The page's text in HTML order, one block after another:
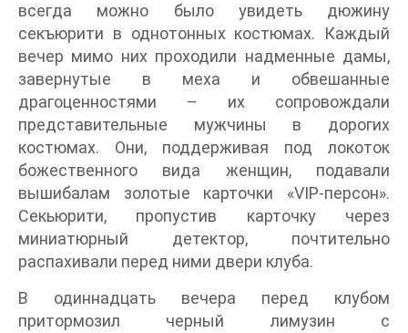
всегда можно было увидеть дюжину
секъюрити в однотонных костюмах. Каждый
вечер мимо них проходили надменные дамы,
завернутые в меха и обвешанные
драгоценностями – их сопровождали
представительные мужчины в дорогих
костюмах. Они, поддерживая под локоток
божественного вида женщин, подавали
вышибалам золотые карточки «VIP-персон».
Секьюрити, пропустив карточку через
миниатюрный детектор, почтительно
распахивали перед ними двери клуба.
В одиннадцать вечера перед клубом
притормозил черный лимузин с